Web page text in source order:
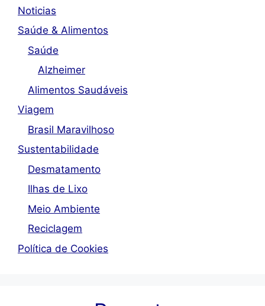
Noticias
Saúde & Alimentos
Saúde
Alzheimer
Alimentos Saudáveis
Viagem
Brasil Maravilhoso
Sustentabilidade
Desmatamento
Ilhas de Lixo
Meio Ambiente
Reciclagem
Política de Cookies